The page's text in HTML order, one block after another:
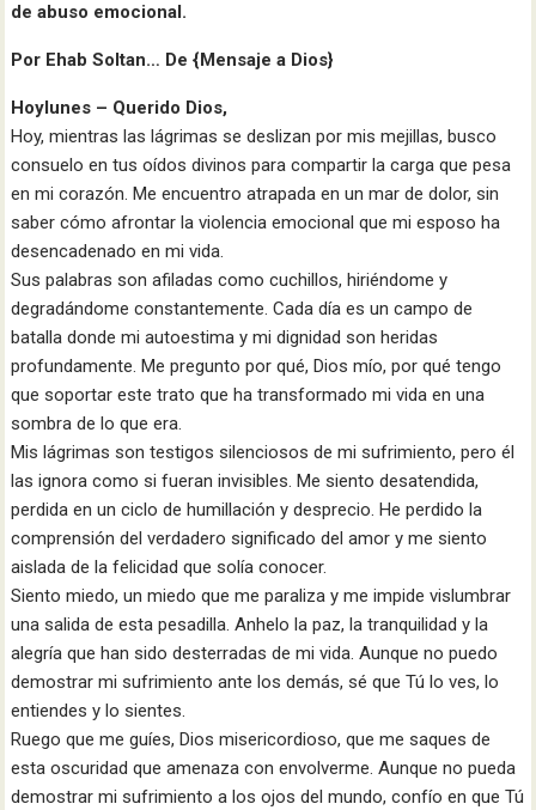
de abuso emocional.
Por Ehab Soltan… De {Mensaje a Dios}
Hoylunes – Querido Dios,
Hoy, mientras las lágrimas se deslizan por mis mejillas, busco
consuelo en tus oídos divinos para compartir la carga que pesa
en mi corazón. Me encuentro atrapada en un mar de dolor, sin
saber cómo afrontar la violencia emocional que mi esposo ha
desencadenado en mi vida.
Sus palabras son afiladas como cuchillos, hiriéndome y
degradándome constantemente. Cada día es un campo de
batalla donde mi autoestima y mi dignidad son heridas
profundamente. Me pregunto por qué, Dios mío, por qué tengo
que soportar este trato que ha transformado mi vida en una
sombra de lo que era.
Mis lágrimas son testigos silenciosos de mi sufrimiento, pero él
las ignora como si fueran invisibles. Me siento desatendida,
perdida en un ciclo de humillación y desprecio. He perdido la
comprensión del verdadero significado del amor y me siento
aislada de la felicidad que solía conocer.
Siento miedo, un miedo que me paraliza y me impide vislumbrar
una salida de esta pesadilla. Anhelo la paz, la tranquilidad y la
alegría que han sido desterradas de mi vida. Aunque no puedo
demostrar mi sufrimiento ante los demás, sé que Tú lo ves, lo
entiendes y lo sientes.
Ruego que me guíes, Dios misericordioso, que me saques de
esta oscuridad que amenaza con envolverme. Aunque no pueda
demostrar mi sufrimiento a los ojos del mundo, confío en que Tú